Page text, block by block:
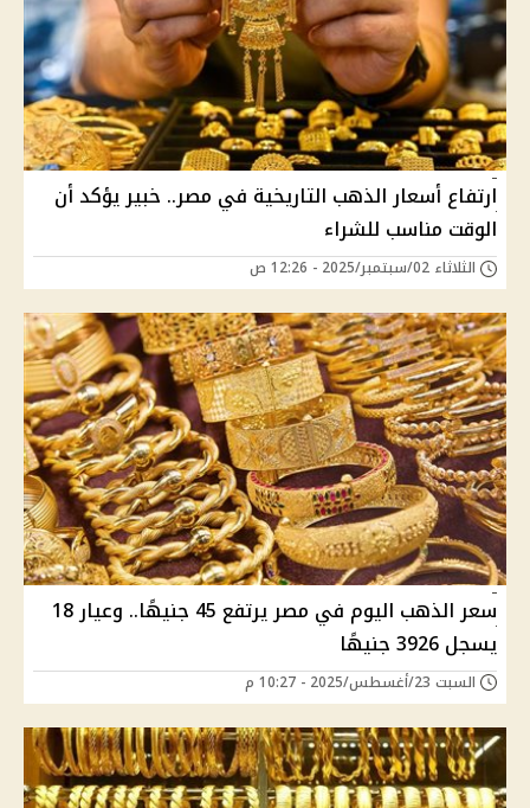
ارتفاع أسعار الذهب التاريخية في مصر.. خبير يؤكد أن
الوقت مناسب للشراء
الثلاثاء 02/سبتمبر/2025 - 12:26 ص
سعر الذهب اليوم في مصر يرتفع 45 جنيهًا.. وعيار 18
يسجل 3926 جنيهًا
السبت 23/أغسطس/2025 - 10:27 م